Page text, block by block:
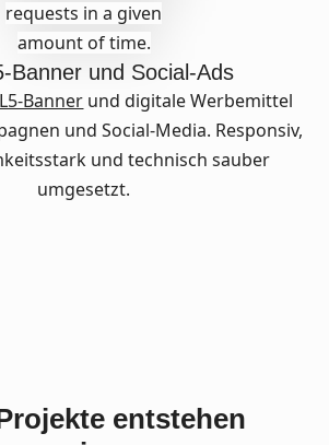
requests in a given
amount of time.
Banner und Social-Ads
Banner und digitale Werbemittel
und Social-Media. Responsiv,
und technisch sauber
umgesetzt.
entstehen